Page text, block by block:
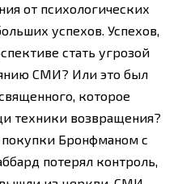
от психологических
успехов. Успехов,
стать угрозой
СМИ? Или это был
которое
техники возвращения?
покупки Бронфманом с
потерял контроль,